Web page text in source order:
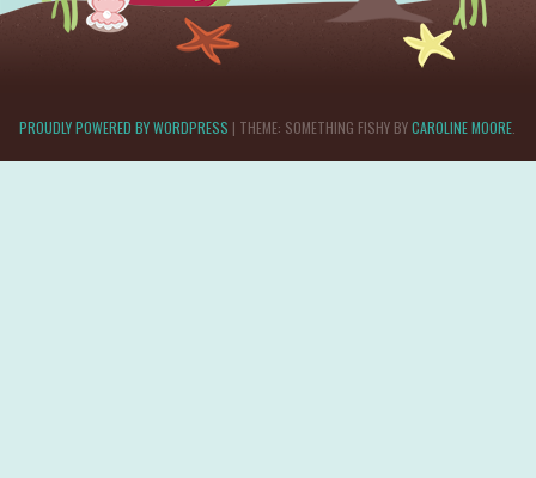
PROUDLY POWERED BY WORDPRESS | THEME: SOMETHING FISHY BYCAROLINE MOORE